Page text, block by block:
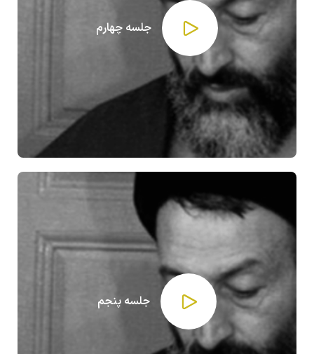
جلسه چهارم
جلسه پنجم